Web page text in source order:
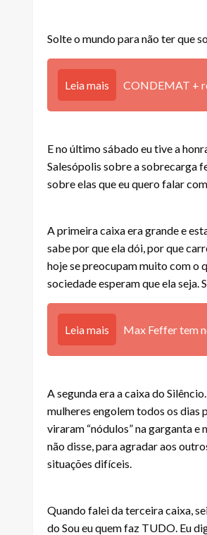
Solte o mundo para não ter que
Leia mais CONDEMAT +
E no último sábado eu tive a
Salesópolis sobre a sobrecarga
sobre elas que eu quero falar
A primeira caixa era grande e
sabe por que ela dói, por que
hoje se preocupam muito com o
sociedade esperam que ela seja.
Leia mais Max Feffer tem
A segunda era a caixa do
mulheres engolem todos os dias
viraram “nódulos” na garganta e
não disse, para agradar aos
situações difíceis.
Quando falei da terceira caixa,
do Sou eu quem faz TUDO. Eu